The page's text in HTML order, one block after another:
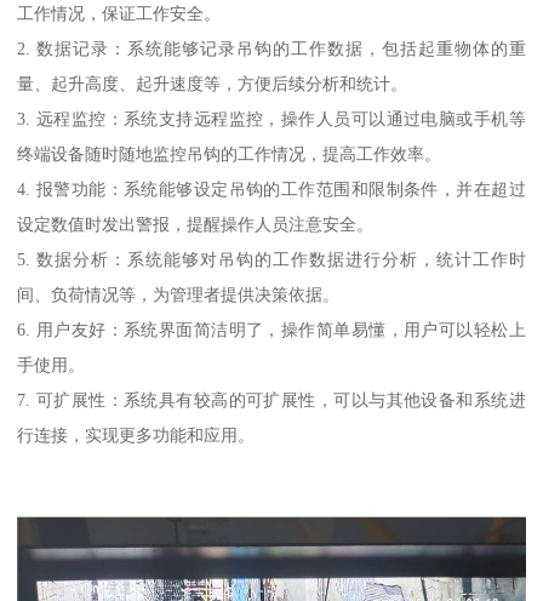
工作情况，保证工作安全。
2. 数据记录：系统能够记录吊钩的工作数据，包括起重物体的重
量、起升高度、起升速度等，方便后续分析和统计。
3. 远程监控：系统支持远程监控，操作人员可以通过电脑或手机等
终端设备随时随地监控吊钩的工作情况，提高工作效率。
4. 报警功能：系统能够设定吊钩的工作范围和限制条件，并在超过
设定数值时发出警报，提醒操作人员注意安全。
5. 数据分析：系统能够对吊钩的工作数据进行分析，统计工作时
间、负荷情况等，为管理者提供决策依据。
6. 用户友好：系统界面简洁明了，操作简单易懂，用户可以轻松上
手使用。
7. 可扩展性：系统具有较高的可扩展性，可以与其他设备和系统进
行连接，实现更多功能和应用。